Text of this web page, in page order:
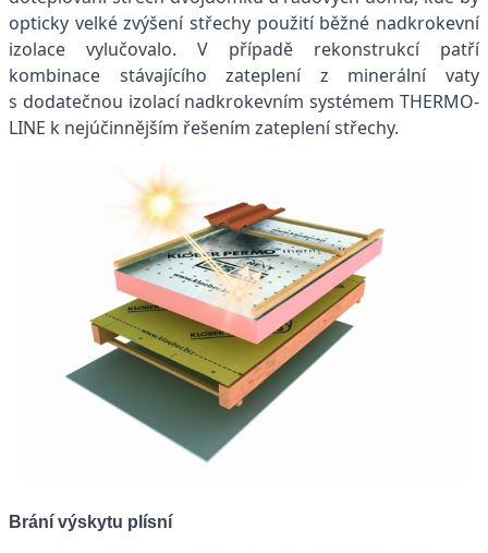
opticky velké zvýšení střechy použití běžné nadkrokevní
izolace vylučovalo. V případě rekonstrukcí patří
kombinace stávajícího zateplení z minerální vaty
s dodatečnou izolací nadkrokevním systémem THERMO-
LINE k nejúčinnějším řešením zateplení střechy.
Brání výskytu plísní